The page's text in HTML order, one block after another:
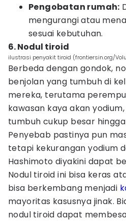
Pengobatan rumah:
mengurangi atau
sesuai kebutuhan.
6. Nodul tiroid
ilustrasi penyakit tiroid (frontiersin.org/
Berbeda dengan gondok,
benjolan yang tumbuh di
mereka, terutama
kawasan kaya akan
tumbuh cukup besar
Penyebab pastinya pun
tetapi kekurangan yodium
Hashimoto diyakini dapat
Nodul tiroid ini bisa keras
bisa berkembang menjadi
mayoritas kasusnya jinak.
nodul tiroid dapat